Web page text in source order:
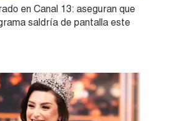
en Canal 13: aseguran que
saldría de pantalla este